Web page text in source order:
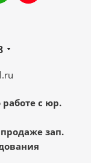
с юр.
зап.